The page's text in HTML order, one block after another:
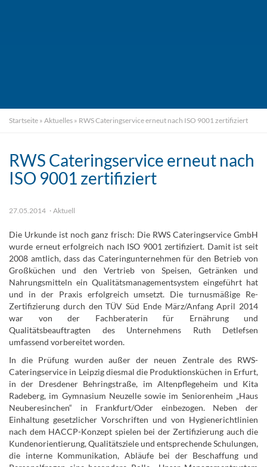
Startseite » Aktuelles » RWS Cateringservice erneut nach ISO 9001 zertifiziert
RWS Cateringservice erneut nach
ISO 9001 zertifiziert
27.05.2014 Aktuell
Die Urkunde ist noch ganz frisch: Die RWS Cateringservice GmbH
wurde erneut erfolgreich nach ISO 9001 zertifiziert. Damit ist seit
2008 amtlich, dass das Cateringunternehmen für den Betrieb von
Großküchen und den Vertrieb von Speisen, Getränken und
Nahrungsmitteln ein Qualitätsmanagementsystem eingeführt hat
und in der Praxis erfolgreich umsetzt. Die turnusmäßige Re-
Zertifizierung durch den TÜV Süd Ende März/Anfang April 2014
war von der Fachberaterin für Ernährung und
Qualitätsbeauftragten des Unternehmens Ruth Detlefsen
umfassend vorbereitet worden.
In die Prüfung wurden außer der neuen Zentrale des RWS-
Cateringservice in Leipzig diesmal die Produktionsküchen in Erfurt,
in der Dresdener Behringstraße, im Altenpflegeheim und Kita
Radeberg, im Gymnasium Neuzelle sowie im Seniorenheim „Haus
Neuberesinchen“ in Frankfurt/Oder einbezogen. Neben der
Einhaltung gesetzlicher Vorschriften und von Hygienerichtlinien
nach dem HACCP-Konzept spielen bei der Zertifizierung auch die
Kundenorientierung, Qualitätsziele und entsprechende Schulungen,
die interne Kommunikation, Abläufe bei der Beschaffung und